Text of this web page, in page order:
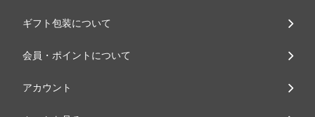
ギフト包装について
会員・ポイントについて
アカウント